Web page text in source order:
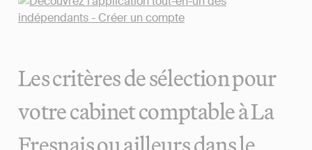
Les critères de sélection pour
votre cabinet comptable à La